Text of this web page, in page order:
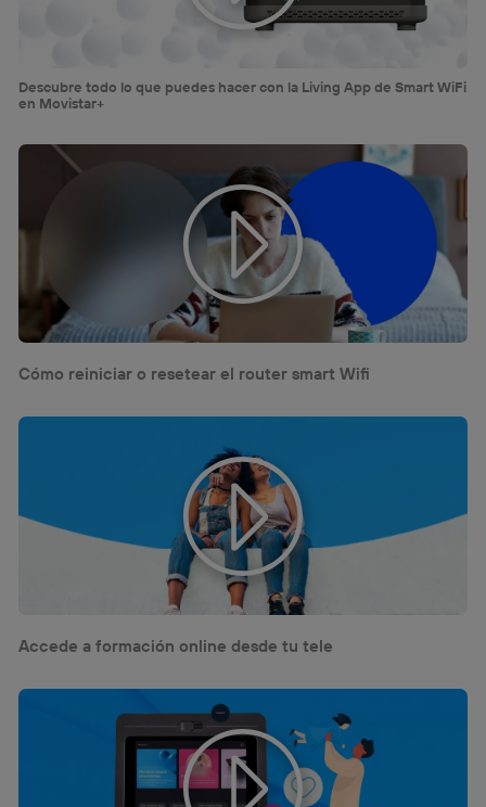
Descubre todo lo que puedes hacer con la Living App de Smart WiFi
en Movistar+
Cómo reiniciar o resetear el router smart Wifi
Accede a formación online desde tu tele